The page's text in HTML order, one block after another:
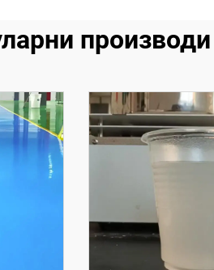
производи